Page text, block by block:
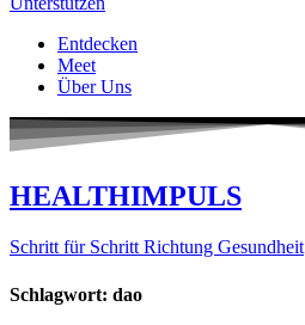
Entdecken
Meet
Über Uns
HEALTHIMPULS
Schritt für Schritt Richtung Gesundheit
Schlagwort: dao